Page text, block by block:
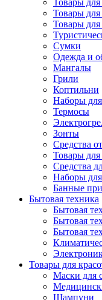
Товары
Товары
Товары
Сумки
Одежда и
Мангалы
Грили
Коптильни
Наборы
Термосы
Зонты
Средства
Товары для
Средства
Наборы
Банные
Бытовая техника
Бытовая
Бытовая
Бытовая
Товары для
Маски для
Шампуни